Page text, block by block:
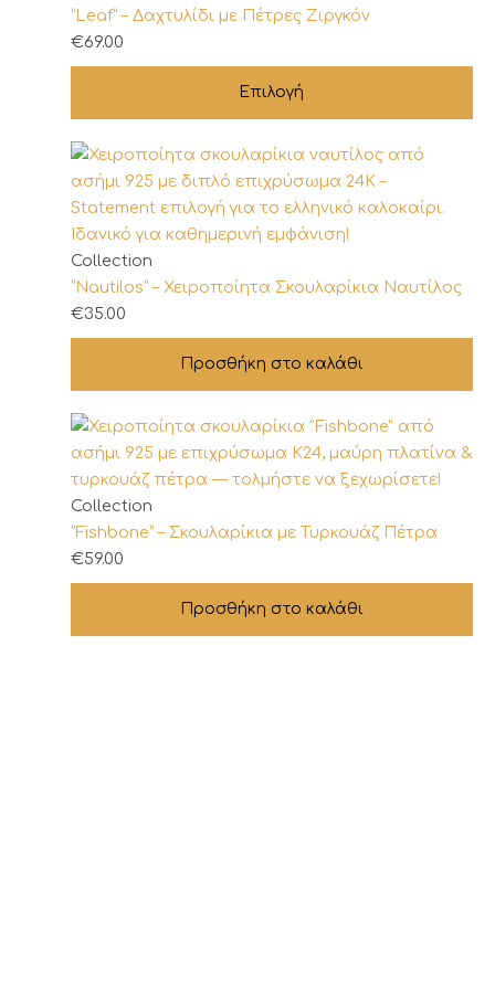
“Leaf” – Δαχτυλίδι με Πέτρες Ζιργκόν
€69.00
Επιλογή
το
προϊόν
έχει
παραλλαγές.
Οι
επιλογές
μπορούν
να
επιλεγούν
στη
σελίδα
Collection
“Nautilos” – Χειροποίητα Σκουλαρίκια Ναυτίλος
€35.00
Προσθήκη στο καλάθι
Collection
“Fishbone” – Σκουλαρίκια με Τυρκουάζ Πέτρα
€59.00
Προσθήκη στο καλάθι